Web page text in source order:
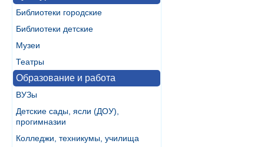
Библиотеки городские
Библиотеки детские
Музеи
Театры
Образование и работа
ВУЗы
Детские сады, ясли (ДОУ),
прогимназии
Колледжи, техникумы, училища